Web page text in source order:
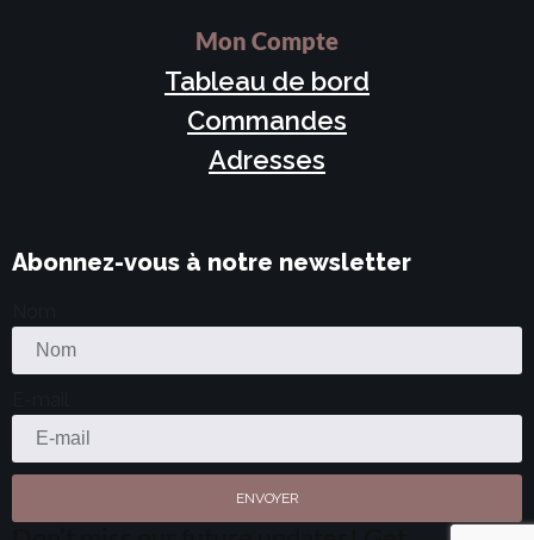
Mon Compte
Tableau de bord
Commandes
Adresses
Abonnez-vous à notre newsletter
ENVOYER